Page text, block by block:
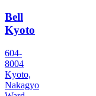
Bell
Kyoto
604-
8004
Kyoto,
Nakagyo